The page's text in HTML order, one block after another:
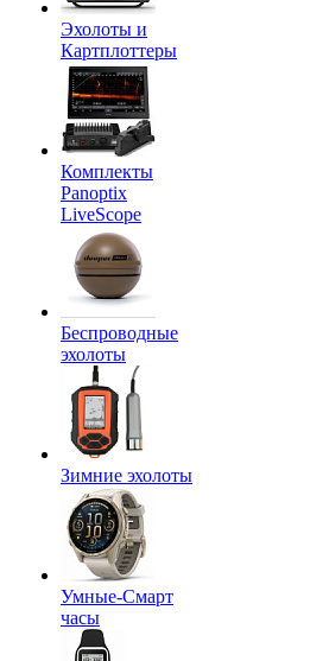
Эхолоты и
Картплоттеры
Комплекты
Panoptix
LiveScope
Беспроводные
эхолоты
Зимние эхолоты
Умные-Смарт
часы